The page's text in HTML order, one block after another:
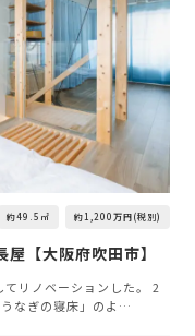
約49.5㎡ 約1,200万円(税別)
【大阪府吹田市】
リノベーションした。 2
なぎの寝床」のよ…